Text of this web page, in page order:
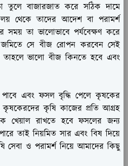
বাজারজাত করে সঠিক দামে
থেকে তাদের আদেশ বা পরামর্শ
সময় তা ভালোভাবে পর্যবেক্ষণ করে
জমিতে সে বীজ রোপন করবেন সেই
তাহলে ভালো বীজ কিনতে হবে এবং
এবং ফসল বৃদ্ধি পেলে কৃষকের
কৃষি কাজের প্রতি আগ্রহ
খেয়াল রাখতে হবে ফসলের জন্য
তাই নিয়মিত সার এবং বিষ দিয়ে
সেবা ও পরামর্শ নিয়ে আমাদের কিছু